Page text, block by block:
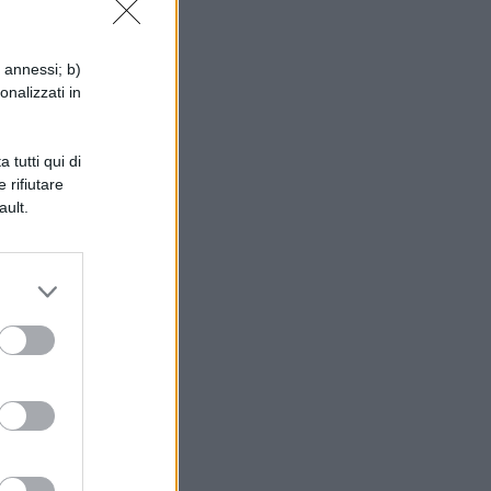
b)
in
tutti qui di
rifiutare